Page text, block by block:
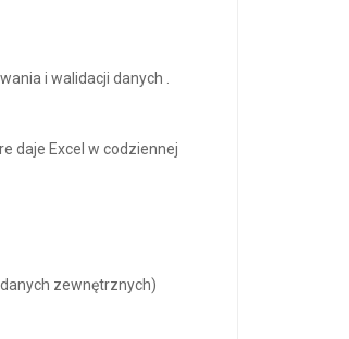
i walidacji danych .
daje Excel w codziennej
zewnętrznych)